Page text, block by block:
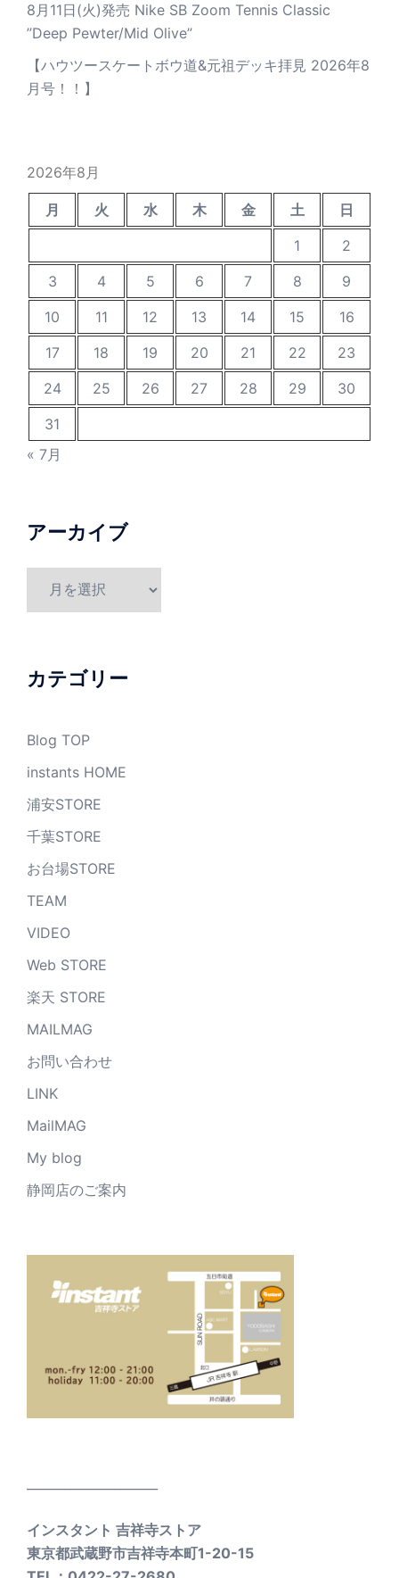
8月11日(火)発売 Nike SB Zoom Tennis Classic
”Deep Pewter/Mid Olive”
【ハウツースケートボウ道&元祖デッキ拝見 2026年8
月号！！】
2026年8月
月 火 水 木 金 土
日
1
2
3
4 5 6 7 8
9
10
11 12 13 14 15
16
17
18 19 20 21 22
23
24
25 26 27 28 29
30
31
« 7月
アーカイブ
ブ
カテゴリー
Blog TOP
instants HOME
浦安STORE
千葉STORE
お台場STORE
TEAM
VIDEO
Web STORE
楽天 STORE
MAILMAG
お問い合わせ
LINK
MailMAG
My blog
静岡店のご案内
インスタント 吉祥寺ストア
東京都武蔵野市吉祥寺本町1-20-15